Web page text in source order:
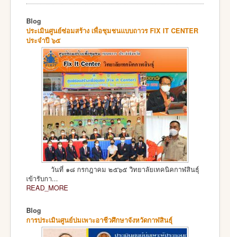
Blog
ประเมินศูนย์ซ่อมสร้าง เพื่อชุมชนแบบถาวร FIX IT CENTER
ประจำปี ๖๕
วันที่ ๑๘ กรกฎาคม ๒๕๖๕ วิทยาลัยเทคนิคกาฬสินธุ์
เข้ารับกา...
READ_MORE
Blog
การประเมินศูนย์บ่มเพาะอาชีวศึกษาจังหวัดกาฬสินธุ์